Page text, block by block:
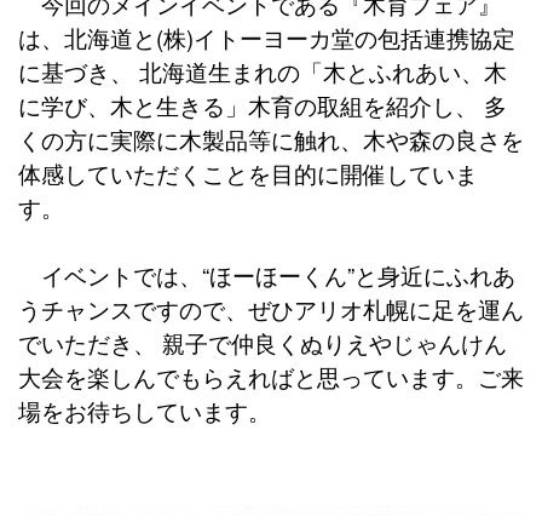
は、北海道と(株)イトーヨーカ堂の包括連携協定
に基づき、 北海道生まれの「木とふれあい、木
に学び、木と生きる」木育の取組を紹介し、 多
くの方に実際に木製品等に触れ、木や森の良さを
体感していただくことを目的に開催していま
す。
イベントでは、“ほーほーくん”と身近にふれあ
うチャンスですので、ぜひアリオ札幌に足を運ん
でいただき、 親子で仲良くぬりえやじゃんけん
大会を楽しんでもらえればと思っています。ご来
場をお待ちしています。